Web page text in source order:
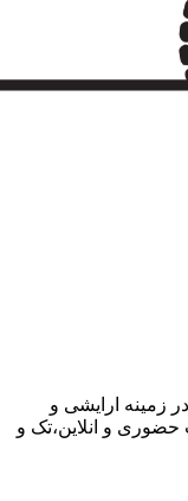
فعالیت در زمینه ارایشی و
حضوری و انلاین،تک و